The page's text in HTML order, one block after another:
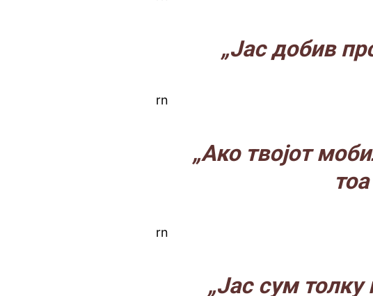
„Јас добив
rn
„Ако твојот
rn
„Јас сум